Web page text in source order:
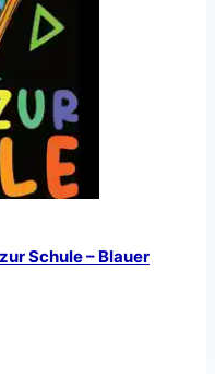
Schule – Blauer